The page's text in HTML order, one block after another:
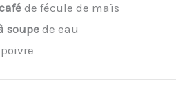
de fécule de maïs
soupede eau